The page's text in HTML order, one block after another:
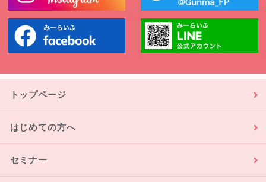
トップページ
はじめての方へ
セミナー